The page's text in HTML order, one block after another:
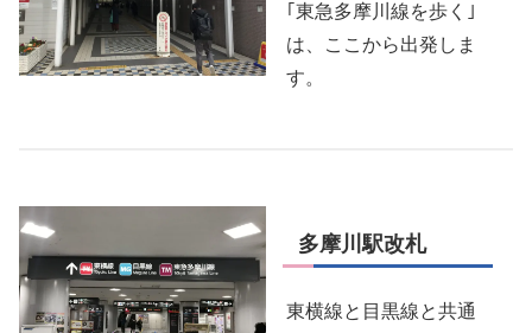
｢東急多摩川線を歩く｣
は、ここから出発しま
す。
多摩川駅改札
東横線と目黒線と共通